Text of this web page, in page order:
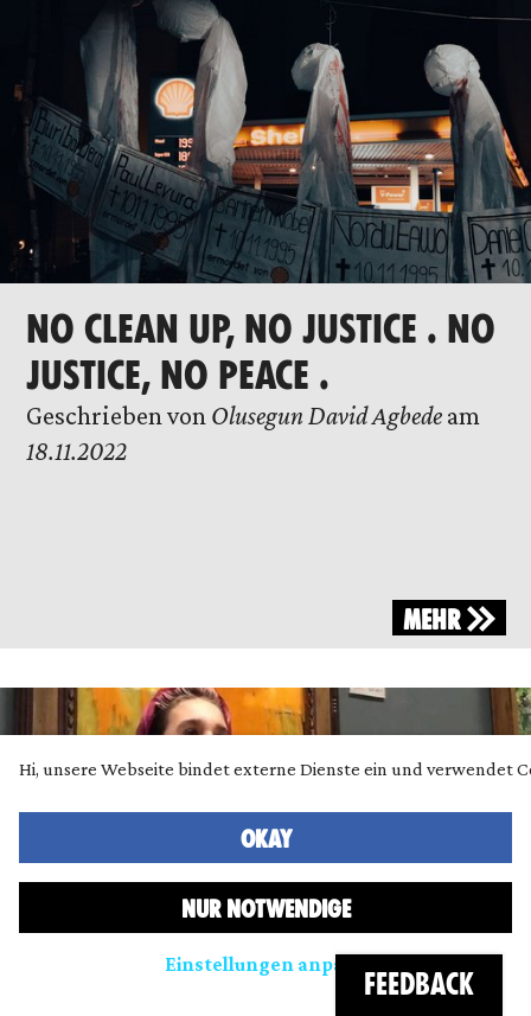
NO CLEAN UP, NO JUSTICE . NO
JUSTICE, NO PEACE .
Geschrieben von Olusegun David Agbedeam
18.11.2022
MEHR
FEEDBACK
Hi, unsere Webseite bindet externe Dienste ein und verwendet
Einstellungen anpassen
NUR NOTWENDIGE
OKAY